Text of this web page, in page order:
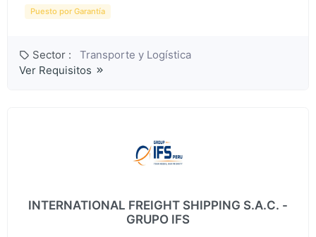
Puesto por Garantía
Sector :
Transporte y Logística
Ver Requisitos
INTERNATIONAL FREIGHT SHIPPING S.A.C. -
GRUPO IFS